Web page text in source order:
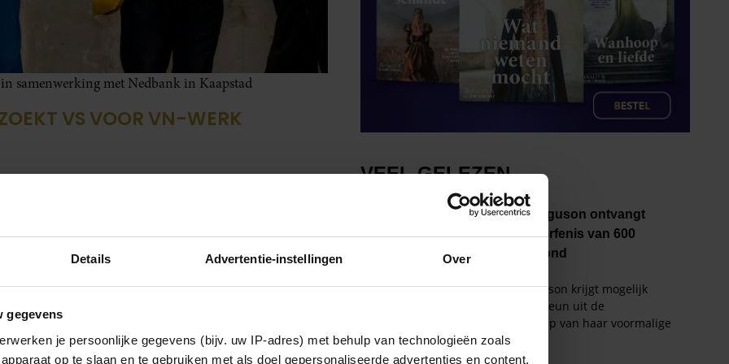
Details Advertentie-instellingen Over
gegevens
je persoonlijke gegevens (bijv. uw IP-adres) met behulp van technologieën zoals
op te slaan en te gebruiken met als doel gepersonaliseerde advertenties en content,
samenwerking met Nedbank in Kaapstad
VS VOOR VN-WERK
rol als erevoorzitter van het G20 Global
Ze bespreekt hoe bedrijven
en deelt ervaringen uit Nederland, zoals
samen met onder meer SchuldenlabNL.
met internationale
Afrikaanse minister van Financiën, Enoch